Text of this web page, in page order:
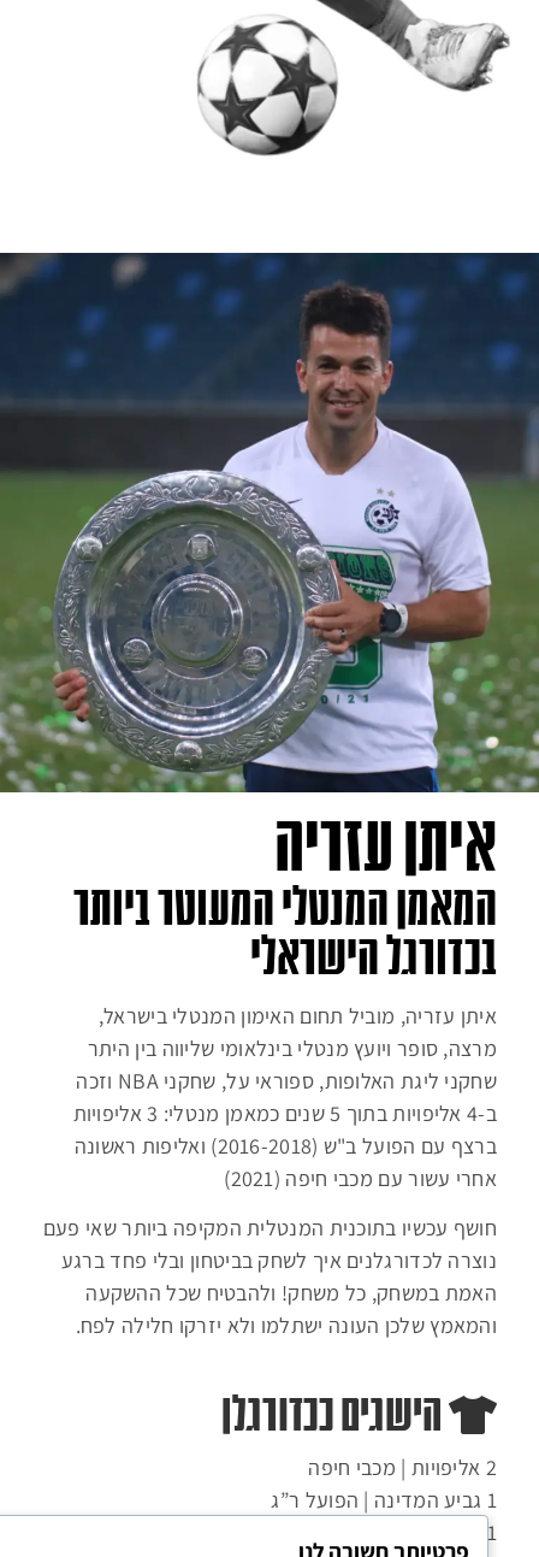
איתן עזריה
המאמן המנטלי המעוטר ביותר
בכדורגל הישראלי
איתן עזריה, מוביל תחום האימון המנטלי בישראל,
מרצה, סופר ויועץ מנטלי בינלאומי שליווה בין היתר
שחקני ליגת האלופות, ספוראי על, שחקני NBA וזכה
ב-4 אליפויות בתוך 5 שנים כמאמן מנטלי: 3 אליפויות
ברצף עם הפועל ב"ש (2016-2018) ואליפות ראשונה
אחרי עשור עם מכבי חיפה (2021)
חושף עכשיו בתוכנית המנטלית המקיפה ביותר שאי פעם
נוצרה לכדורגלנים איך לשחק בביטחון ובלי פחד ברגע
האמת במשחק, כל משחק! ולהבטיח שכל ההשקעה
והמאמץ שלכן העונה ישתלמו ולא יזרקו חלילה לפח.
הישגים ככדורגלן